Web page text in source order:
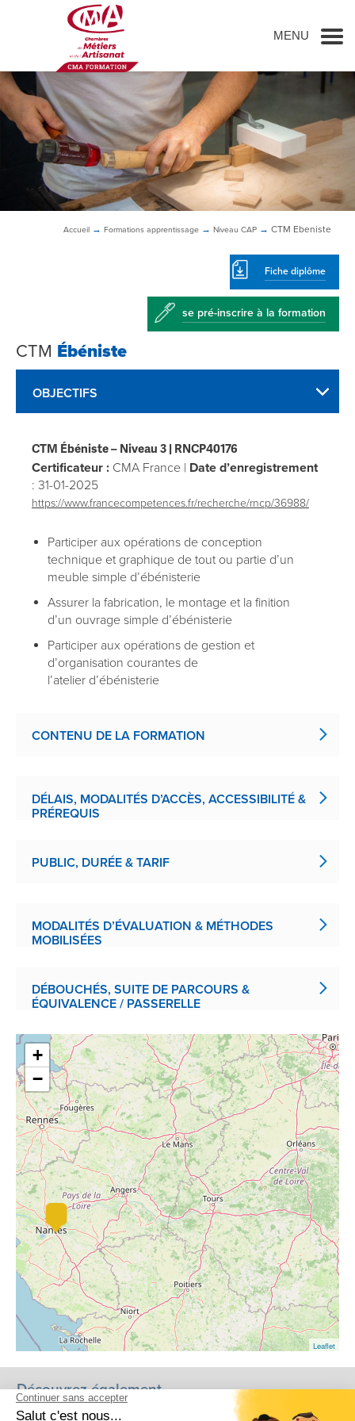
Go to main content
MENU
Accueil → Formations apprentissage → Niveau CAP → CTM Ebeniste
Fiche diplôme
se pré-inscrire à la formation
CTM Ébéniste
OBJECTIFS
CTM Ébéniste– Niveau 3 |RNCP40176
Certificateur : CMA France | Date d’enregistrement
: 31-01-2025
https://www.francecompetences.fr/recherche/rncp/36988/
Participer aux opérations de conception
technique et graphique de tout ou partie d’un
meuble simple d’ébénisterie
Assurer la fabrication, le montage et la finition
d’un ouvrage simple d’ébénisterie
Participer aux opérations de gestion et
d’organisation courantes de
l’atelier d’ébénisterie
CONTENU DE LA FORMATION
DÉLAIS, MODALITÉS D’ACCÈS, ACCESSIBILITÉ &
PRÉREQUIS
PUBLIC, DURÉE & TARIF
MODALITÉS D’ÉVALUATION & MÉTHODES
MOBILISÉES
DÉBOUCHÉS, SUITE DE PARCOURS &
ÉQUIVALENCE / PASSERELLE
+
−
Leaflet
Découvrez également...